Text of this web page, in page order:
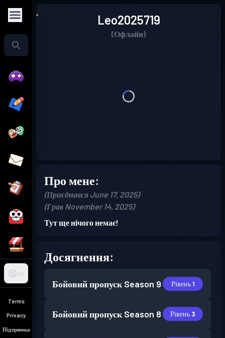
UA
Terms
Privacy
Підтримка
Leo2025719
(Офлайн)
Про мене:
(Приєднався June 17, 2025)
(Грав November 14, 2025)
Тут ще нічого немає!
Досягнення:
Бойовий пропуск Season 9 Рівень 1
Бойовий пропуск Season 8 Рівень 3